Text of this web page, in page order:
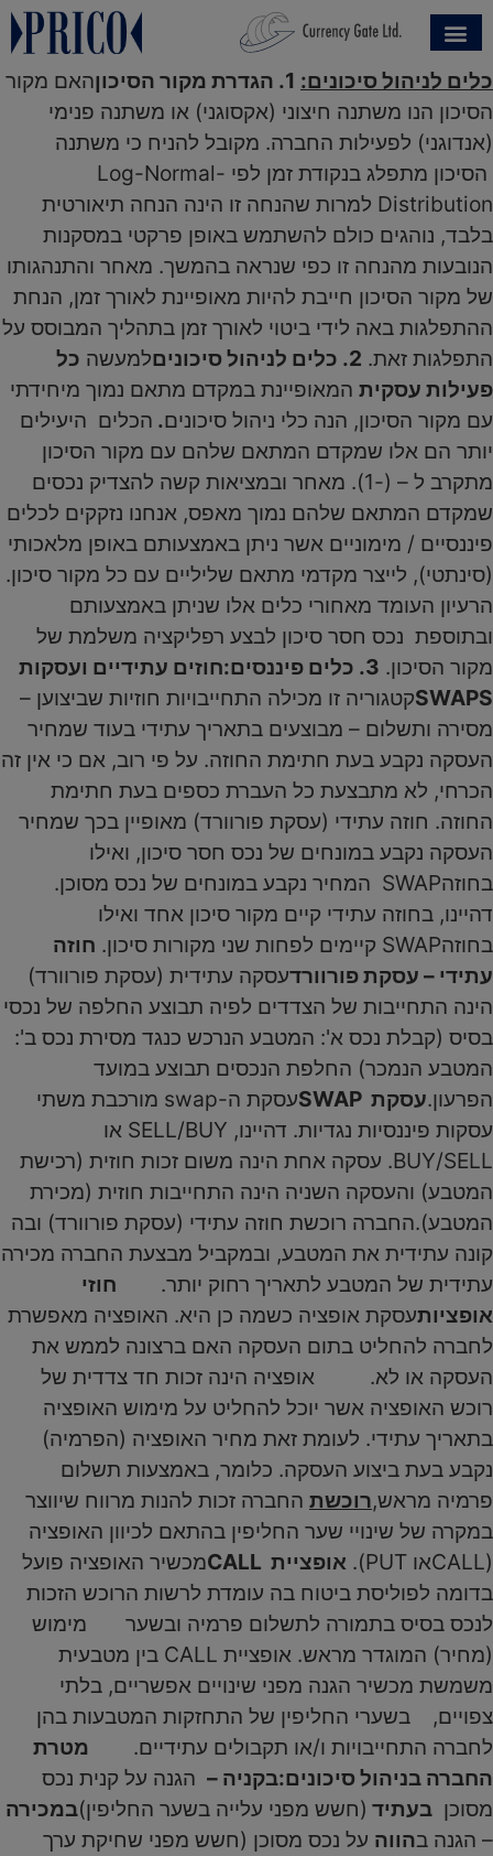
כלים לניהול סיכונים: 1. הגדרת מקור הסיכון
האם מקור
הסיכון הנו משתנה חיצוני (אקסוגני) או משתנה פנימי
(אנדוגני) לפעילות החברה. מקובל להניח כי משתנה
הסיכון מתפלג בנקודת זמן לפי Log-Normal-
Distribution למרות שהנחה זו הינה הנחה תיאורטית
בלבד, נוהגים כולם להשתמש באופן פרקטי במסקנות
הנובעות מהנחה זו כפי שנראה בהמשך. מאחר והתנהגותו
של מקור הסיכון חייבת להיות מאופיינת לאורך זמן, הנחת
ההתפלגות באה לידי ביטוי לאורך זמן בתהליך המבוסס על
התפלגות זאת. 2. כלים לניהול סיכונים למעשה כל
פעילות עסקית המאופיינת במקדם מתאם נמוך מיחידתי
עם מקור הסיכון, הנה כלי ניהול סיכונים. הכלים היעילים
יותר הם אלו שמקדם המתאם שלהם עם מקור הסיכון
מתקרב ל – (-1). מאחר ובמציאות קשה להצדיק נכסים
שמקדם המתאם שלהם נמוך מאפס, אנחנו נזקקים לכלים
פיננסיים / מימוניים אשר ניתן באמצעותם באופן מלאכותי
(סינתטי), לייצר מקדמי מתאם שליליים עם כל מקור סיכון.
הרעיון העומד מאחורי כלים אלו שניתן באמצעותם
ובתוספת נכס חסר סיכון לבצע רפליקציה משלמת של
מקור הסיכון. 3. כלים פיננסים:
חוזים עתידיים ועסקות
SWAPSקטגוריה זו מכילה התחייבויות חוזיות שביצוען –
מסירה ותשלום – מבוצעים בתאריך עתידי בעוד שמחיר
העסקה נקבע בעת חתימת החוזה. על פי רוב, אם כי אין זה
הכרחי, לא מתבצעת כל העברת כספים בעת חתימת
החוזה. חוזה עתידי (עסקת פורוורד) מאופיין בכך שמחיר
העסקה נקבע במונחים של נכס חסר סיכון, ואילו
בחוזהSWAP המחיר נקבע במונחים של נכס מסוכן.
דהיינו, בחוזה עתידי קיים מקור סיכון אחד ואילו
בחוזהSWAP קיימים לפחות שני מקורות סיכון.
חוזה
עתידי – עסקת פורוורדעסקה עתידית (עסקת פורוורד)
הינה התחייבות של הצדדים לפיה תבוצע החלפה של נכסי
בסיס (קבלת נכס א': המטבע הנרכש כנגד מסירת נכס ב':
המטבע הנמכר) החלפת הנכסים תבוצע במועד
הפרעון.עסקת SWAP
עסקת ה-swap מורכבת משתי
עסקות פיננסיות נגדיות. דהיינו, SELL/BUY או
BUY/SELL. עסקה אחת הינה משום זכות חוזית (רכישת
המטבע) והעסקה השניה הינה התחייבות חוזית (מכירת
המטבע).החברה רוכשת חוזה עתידי (עסקת פורוורד) ובה
קונה עתידית את המטבע, ובמקביל מבצעת החברה מכירה
עתידית של המטבע לתאריך רחוק יותר. חוזי
אופציותעסקת אופציה כשמה כן היא. האופציה מאפשרת
לחברה להחליט בתום העסקה האם ברצונה לממש את
העסקה או לא. אופציה הינה זכות חד צדדית של
רוכש האופציה אשר יוכל להחליט על מימוש האופציה
בתאריך עתידי. לעומת זאת מחיר האופציה (הפרמיה)
נקבע בעת ביצוע העסקה. כלומר, באמצעות תשלום
פרמיה מראש,רוכשת החברה זכות להנות מרווח שיווצר
במקרה של שינויי שער החליפין בהתאם לכיוון האופציה
(CALLאו PUT).
אופציית CALL
מכשיר האופציה פועל
בדומה לפוליסת ביטוח בה עומדת לרשות הרוכש הזכות
לנכס בסיס בתמורה לתשלום פרמיה ובשער מימוש
(מחיר) המוגדר מראש. אופציית CALL בין מטבעית
משמשת מכשיר הגנה מפני שינויים אפשריים, בלתי
צפויים, בשערי החליפין של התחזקות המטבעות בהן
לחברה התחייבויות ו/או תקבולים עתידיים. מטרת
החברה בניהול סיכונים:בקניה – הגנה על קנית נכס
מסוכן בעתיד (חשש מפני עלייה בשער החליפין)במכירה
– הגנה בהווה על נכס מסוכן (חשש מפני שחיקת ערך